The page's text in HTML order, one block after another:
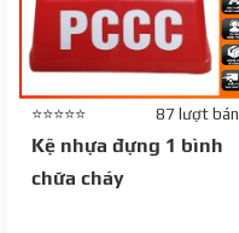
⭐⭐⭐⭐⭐ 87 lượt bán
Kệ nhựa đựng 1 bình
chữa cháy